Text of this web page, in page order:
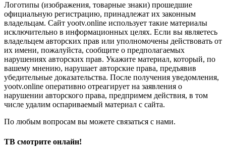
Логотипы (изображения, товарные знаки) прошедшие
официальную регистрацию, принадлежат их законным
владельцам. Сайт yootv.online использует такие материалы
исключительно в информационных целях. Если вы являетесь
владельцем авторских прав или уполномочены действовать от
их имени, пожалуйста, сообщите о предполагаемых
нарушениях авторских прав. Укажите материал, который, по
вашему мнению, нарушает авторские права, предъявив
убедительные доказательства. После получения уведомления,
yootv.online оперативно отреагирует на заявления о
нарушении авторского права, предпримем действия, в том
числе удалим оспариваемый материал с сайта.
По любым вопросам вы можете связаться с нами.
ТВ смотрите онлайн!